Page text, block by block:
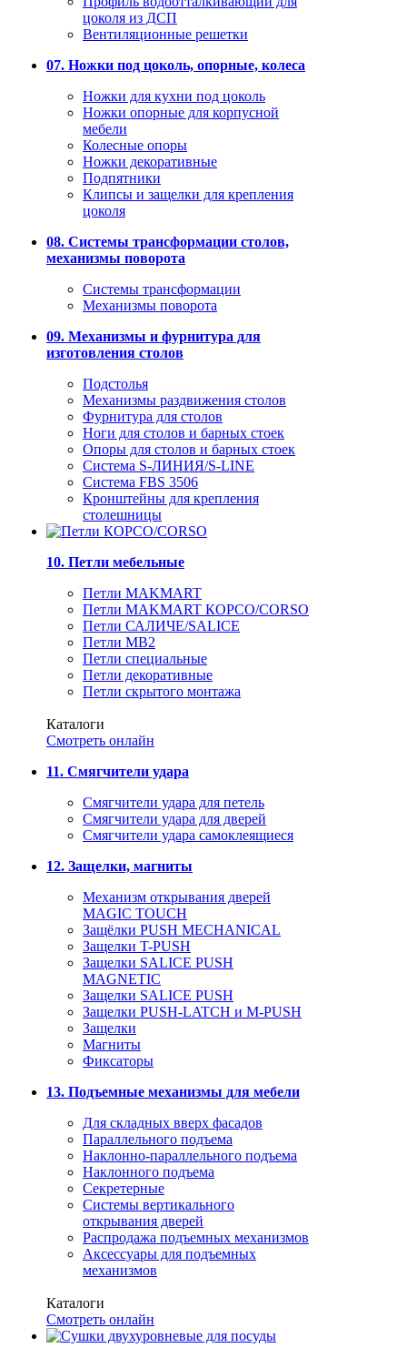
цоколя из ДСП
Вентиляционные решетки
07. Ножки под цоколь, опорные, колеса
Ножки для кухни под цоколь
Ножки опорные для корпусной
мебели
Колесные опоры
Ножки декоративные
Подпятники
Клипсы и защелки для крепления
цоколя
08. Системы трансформации столов,
механизмы поворота
Системы трансформации
Механизмы поворота
09. Механизмы и фурнитура для
изготовления столов
Подстолья
Механизмы раздвижения столов
Фурнитура для столов
Ноги для столов и барных стоек
Опоры для столов и барных стоек
Система S-ЛИНИЯ/S-LINE
Система FBS 3506
Кронштейны для крепления
столешницы
10. Петли мебельные
Петли MAKMART
Петли MAKMART КОРСО/CORSO
Петли САЛИЧЕ/SALICE
Петли MB2
Петли специальные
Петли декоративные
Петли скрытого монтажа
Каталоги
Смотреть онлайн
11. Смягчители удара
Смягчители удара для петель
Смягчители удара для дверей
Cмягчители удара самоклеящиеся
12. Защелки, магниты
Механизм открывания дверей
MAGIC TOUCH
Защёлки PUSH MECHANICAL
Защелки T-PUSH
Защелки SALICE PUSH
MAGNETIC
Защелки SALICE PUSH
Защелки PUSH-LATCH и M-PUSH
Защелки
Магниты
Фиксаторы
13. Подъемные механизмы для мебели
Для складных вверх фасадов
Параллельного подъема
Наклонно-параллельного подъема
Наклонного подъема
Секретерные
Системы вертикального
открывания дверей
Распродажа подъемных механизмов
Аксессуары для подъемных
механизмов
Каталоги
Смотреть онлайн